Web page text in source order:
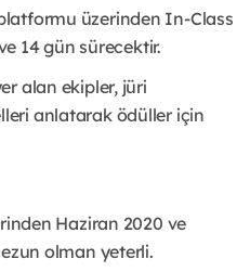
üzerinden In-Class
14 gün sürecektir.
alan ekipler, jüri
anlatarak ödüller için
Haziran 2020 ve
olman yeterli.